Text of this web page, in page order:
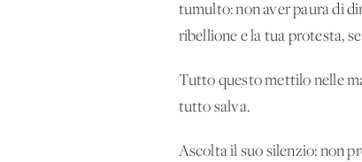
tumulto: non aver paura di
ribellione e la tua protesta,
Tutto questo mettilo nelle
tutto salva.
Ascolta il suo silenzio: non